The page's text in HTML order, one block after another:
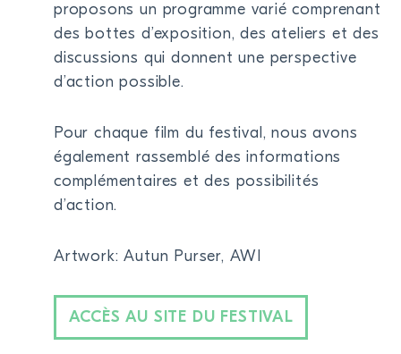
proposons un programme varié comprenant
des bottes d’exposition, des ateliers et des
discussions qui donnent une perspective
d’action possible.
Pour chaque film du festival, nous avons
également rassemblé des informations
complémentaires et des possibilités
d’action.
Artwork: Autun Purser, AWI
ACCÈS AU SITE DU FESTIVAL
Médias
Kits de film
Login